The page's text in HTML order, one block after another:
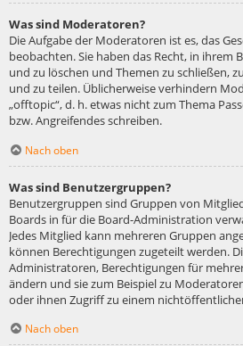
Was sind Moderatoren?
Die Aufgabe der Moderatoren ist es, das
beobachten. Sie haben das Recht, in ihrem
und zu löschen und Themen zu schließen,
und zu teilen. Üblicherweise verhindern
„offtopic“, d. h. etwas nicht zum Thema
bzw. Angreifendes schreiben.
Nach oben
Was sind Benutzergruppen?
Benutzergruppen sind Gruppen von
Boards in für die Board-Administration
Jedes Mitglied kann mehreren Gruppen
können Berechtigungen zugeteilt werden.
Administratoren, Berechtigungen für
ändern und sie zum Beispiel zu
oder ihnen Zugriff zu einem
Nach oben